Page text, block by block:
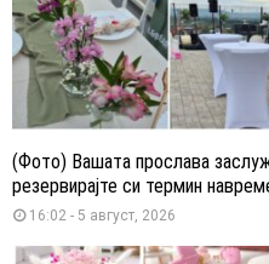
(Фото) Вашата прослава
резервирајте си термин
16:02 - 5 август, 2026